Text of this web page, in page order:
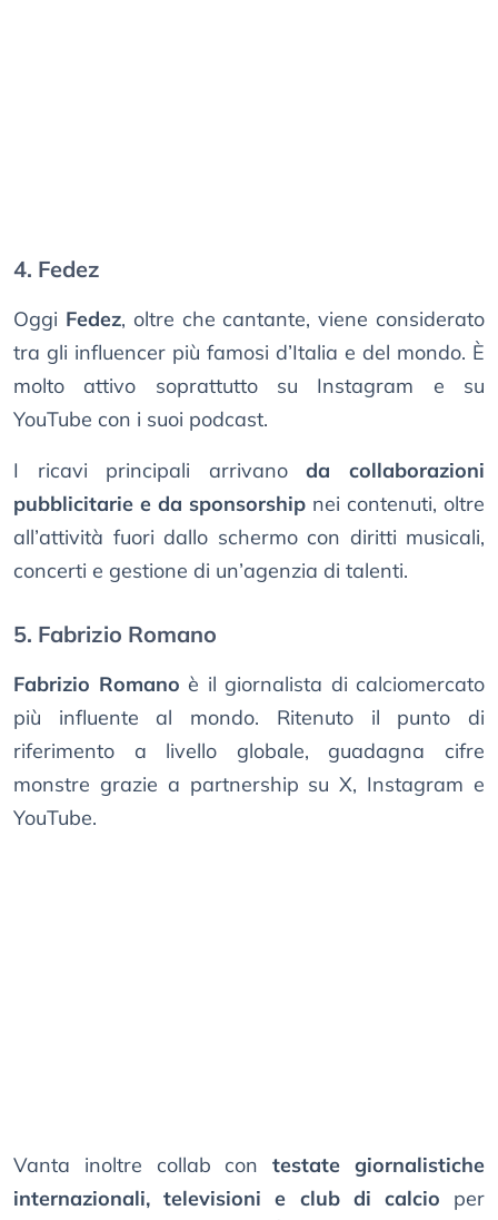
4. Fedez
Oggi Fedez, oltre che cantante, viene considerato
tra gli influencer più famosi d’Italia e del mondo. È
molto attivo soprattutto su Instagram e su
YouTube con i suoi podcast.
I ricavi principali arrivanoda collaborazioni
pubblicitarie e da sponsorship nei contenuti, oltre
all’attività fuori dallo schermo con diritti musicali,
concerti e gestione di un’agenzia di talenti.
5. Fabrizio Romano
Fabrizio Romano è il giornalista di calciomercato
più influente al mondo. Ritenuto il punto di
riferimento a livello globale, guadagna cifre
monstre grazie a partnership su X, Instagram e
YouTube.
Vanta inoltre collab contestate giornalistiche
internazionali, televisioni e club di calcio per